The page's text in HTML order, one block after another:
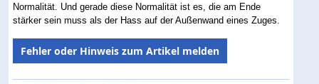
Normalität. Und gerade diese Normalität ist es, die am Ende
stärker sein muss als der Hass auf der Außenwand eines Zuges.
Fehler oder Hinweis zum Artikel melden